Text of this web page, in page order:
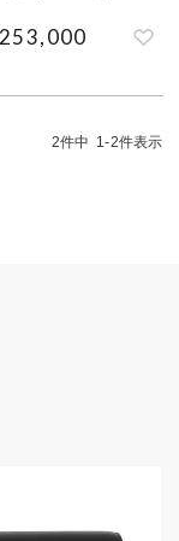
253,000
2件中 1-2件表示